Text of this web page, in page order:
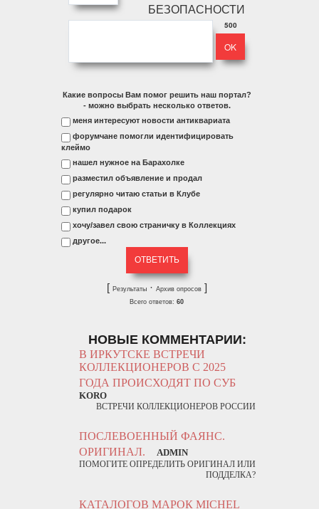
500
Какие вопросы Вам помог решить наш портал?
- можно выбрать несколько ответов.
меня интересуют новости антиквариата
форумчане помогли идентифицировать
клеймо
нашел нужное на Барахолке
разместил объявление и продал
регулярно читаю статьи в Клубе
купил подарок
хочу/завел свою страничку в Коллекциях
другое...
[ Результаты· Архив опросов]
Всего ответов: 60
НОВЫЕ КОММЕНТАРИИ:
В ИРКУТСКЕ ВСТРЕЧИ
КОЛЛЕКЦИОНЕРОВ С 2025
ГОДА ПРОИСХОДЯТ ПО СУБ
KORO
ВСТРЕЧИ КОЛЛЕКЦИОНЕРОВ РОССИИ
ПОСЛЕВОЕННЫЙ ФАЯНС.
ОРИГИНАЛ.
ADMIN
ПОМОГИТЕ ОПРЕДЕЛИТЬ ОРИГИНАЛ ИЛИ
ПОДДЕЛКА?
КАТАЛОГОВ МАРОК MICHEL